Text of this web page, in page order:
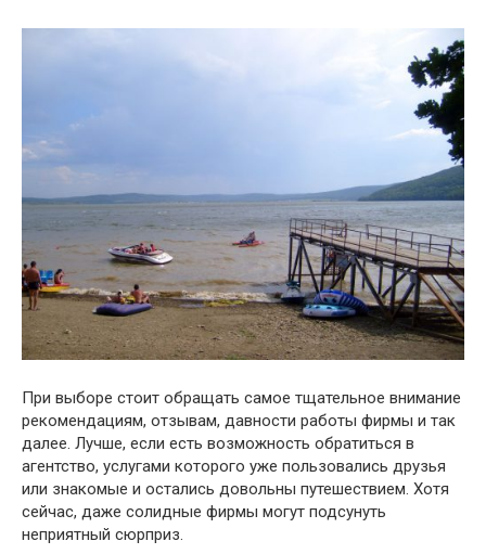
При выборе стоит обращать самое тщательное внимание
рекомендациям, отзывам, давности работы фирмы и так
далее. Лучше, если есть возможность обратиться в
агентство, услугами которого уже пользовались друзья
или знакомые и остались довольны путешествием. Хотя
сейчас, даже солидные фирмы могут подсунуть
неприятный сюрприз.